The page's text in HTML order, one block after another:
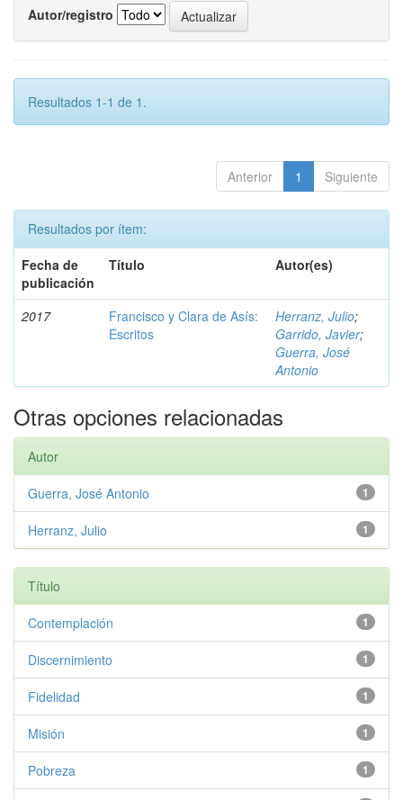
Autor/registro
Resultados 1-1 de 1.
Anterior 1 Siguiente
Resultados por ítem:
Fecha de
publicación
Título Autor(es)
2017
Francisco y Clara de Asís:
Escritos
Herranz, Julio;
Garrido, Javier;
Guerra, José
Antonio
Otras opciones relacionadas
Autor
1
Guerra, José Antonio
1
Herranz, Julio
Título
1
Contemplación
1
Discernimiento
1
Fidelidad
1
Misión
1
Pobreza